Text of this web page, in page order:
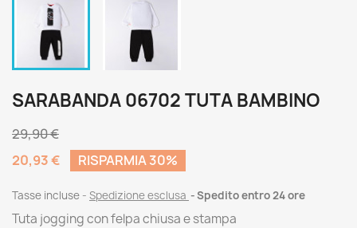
SARABANDA 06702 TUTA BAMBINO
29,90 €
20,93 €
RISPARMIA 30%
Tasse incluse Spedizione esclusa Spedito entro 24 ore
Tuta jogging con felpa chiusa e stampa